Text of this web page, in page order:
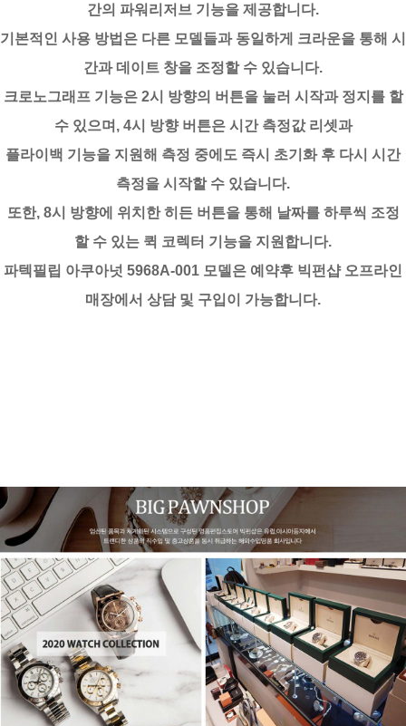
간의 파워리저브 기능을 제공합니다.
기본적인 사용 방법은 다른 모델들과 동일하게 크라운을 통해 시
간과 데이트 창을 조정할 수 있습니다.
크로노그래프 기능은 2시 방향의 버튼을 눌러 시작과 정지를 할
수 있으며, 4시 방향 버튼은 시간 측정값 리셋과
플라이백 기능을 지원해 측정 중에도 즉시 초기화 후 다시 시간
측정을 시작할 수 있습니다.
또한, 8시 방향에 위치한 히든 버튼을 통해 날짜를 하루씩 조정
할 수 있는 퀵 코렉터 기능을 지원합니다.
파텍필립 아쿠아넛 5968A-001 모델은 예약후 빅펀샵 오프라인
매장에서 상담 및 구입이 가능합니다.